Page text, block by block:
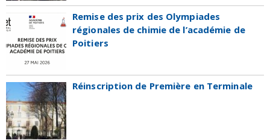
Remise des prix des Olympiades
régionales de chimie de l’académie de
Poitiers
Réinscription de Première en Terminale